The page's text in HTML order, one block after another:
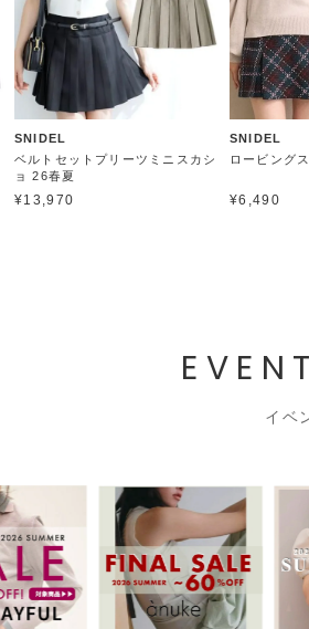
SNIDEL
ベルトセットプリーツミニスカシ
ョ 26春夏
¥13,970
SNIDEL
ロービング
¥6,490
イベ